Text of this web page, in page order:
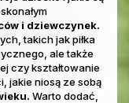
i dziewczynek.
takich jak piłka
ale także
czy kształtowanie
jakie niosą ze sobą
Warto dodać,